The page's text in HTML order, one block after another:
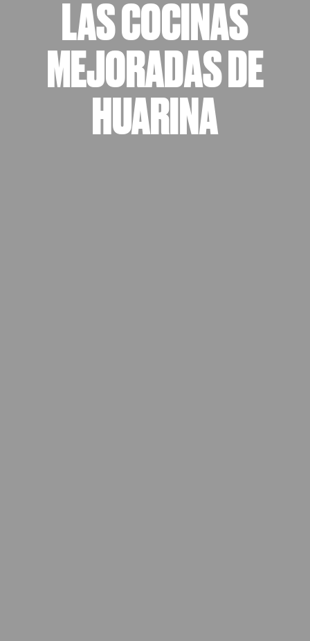
LAS COCINAS
MEJORADAS DE
HUARINA